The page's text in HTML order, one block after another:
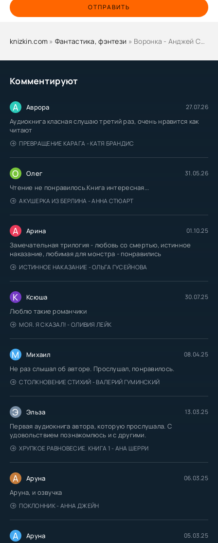
Комментируют
А Аврора 27.07.26
Аудиокнига класная слушаю третий раз, очень нравится как
читают
ПРЕВРАЩЕНИЕ КАРАГА - КАТЯ БРАНДИС
О Олег 31.05.26
Чтение не понравилось.Книга интересная...
АКУШЕРКА ИЗ БЕРЛИНА - АННА СТЮАРТ
А Арина 01.10.25
Замечательная трилогия - любовь со смертью, истинное
наказание, любимая для монстра - понравились
ИСТИННОЕ НАКАЗАНИЕ - ОЛЬГА ГУСЕЙНОВА
К Ксюша 30.07.25
Люблю такие романчики
МОЯ. Я СКАЗАЛ! - ОЛИВИЯ ЛЕЙК
М Михаил 08.04.25
Не раз слышал об авторе. Прослушал, понравилось.
СТОЛКНОВЕНИЕ СТИХИЙ - ВАЛЕРИЙ ГУМИНСКИЙ
Э Эльза 13.03.25
Первая аудиокнига автора, которую прослушала. С
удовольствием познакомлюсь и с другими.
ХРУПКОЕ РАВНОВЕСИЕ. КНИГА 1 - АНА ШЕРРИ
А Аруна 06.03.25
Аруна, и озвучка
ПОКЛОННИК - АННА ДЖЕЙН
А Аруна 05.03.25
ОТПРАВИТЬ
knizkin.com » Фантастика, фэнтези » Воронка - Анджей Сапковский